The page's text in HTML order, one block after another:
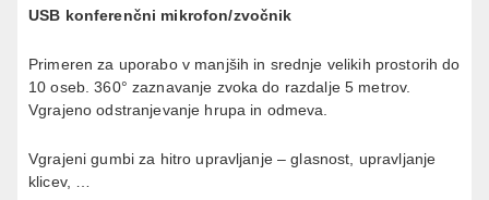
USB konferenčni mikrofon/zvočnik
Primeren za uporabo v manjših in srednje velikih prostorih do
10 oseb. 360° zaznavanje zvoka do razdalje 5 metrov.
Vgrajeno odstranjevanje hrupa in odmeva.
Vgrajeni gumbi za hitro upravljanje – glasnost, upravljanje
klicev, …